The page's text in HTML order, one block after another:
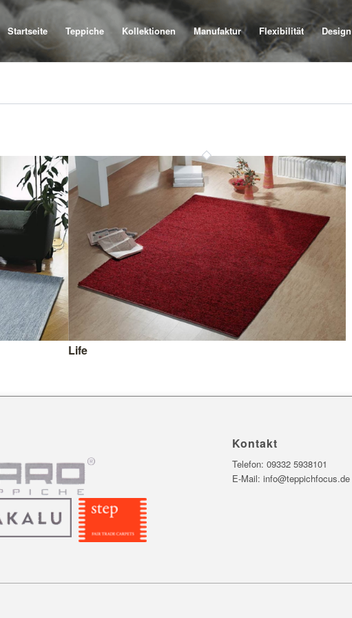
Startseite Teppiche Kollektionen Manufaktur Flexibilität Design
Life
Kontakt
Telefon:09332 5938101
E-Mail:info@teppichfocus.de